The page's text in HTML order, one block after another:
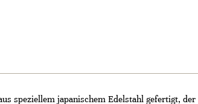
speziellem japanischem Edelstahl gefertigt,